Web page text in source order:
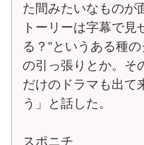
た間みたいなものが
トーリーは字幕で見
る？”というある種
の引っ張りとか。そ
だけのドラマも出て
う」と話した。
スポニチ